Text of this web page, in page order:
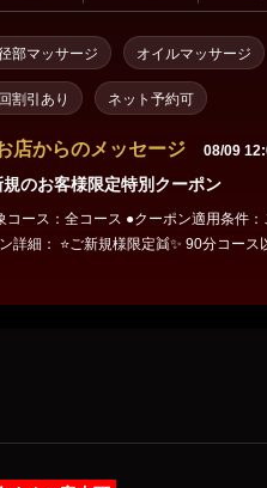
部マッサージ オイルマッサージ
割引あり ネット予約可
店からのメッセージ 08/09
規のお客様限定特別クーポン
コース ●クーポン適用条件：ご新規のお客様限定 ●ク
詳細： ⭐️ご新規様限定👯✨ 90分コー